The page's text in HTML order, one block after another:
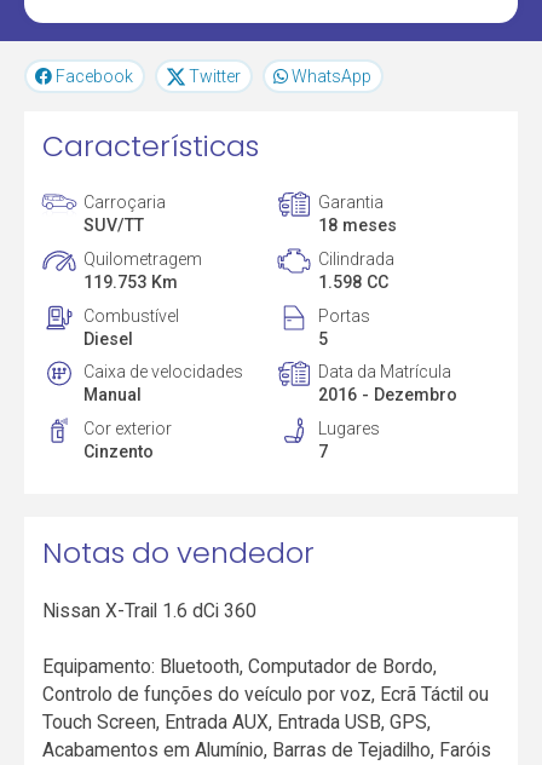
Facebook Twitter WhatsApp
Características
Carroçaria
SUV/TT
Garantia
18 meses
Quilometragem
119.753 Km
Cilindrada
1.598 CC
Combustível
Diesel
Portas
5
Caixa de velocidades
Manual
Data da Matrícula
2016 - Dezembro
Cor exterior
Cinzento
Lugares
7
Notas do vendedor
Nissan X-Trail 1.6 dCi 360
Equipamento: Bluetooth, Computador de Bordo,
Controlo de funções do veículo por voz, Ecrã Táctil ou
Touch Screen, Entrada AUX, Entrada USB, GPS,
Acabamentos em Alumínio, Barras de Tejadilho, Faróis